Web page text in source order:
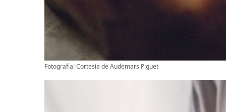
Fotografía: Cortesía de Audemars Piguet